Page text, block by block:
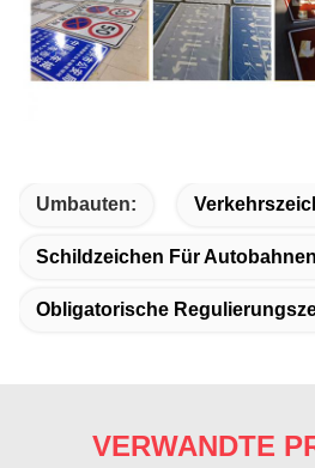
Umbauten:
Schildzeichen Für Autobahnen
Obligatorische
VERWANDTE